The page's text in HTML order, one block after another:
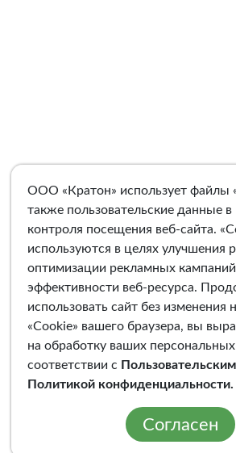
ООО «Кратон» использует файлы
также пользовательские данные в
контроля посещения веб-сайта.
используются в целях улучшения
оптимизации рекламных
эффективности веб-ресурса.
использовать сайт без изменения
«Cookie» вашего браузера, вы
на обработку ваших
соответствии с
Политикой конфиденциальности.
Согласен